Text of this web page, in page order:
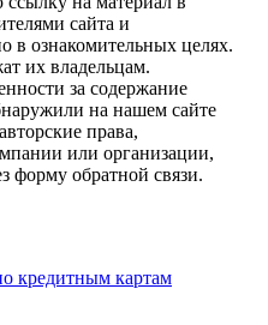
сайта и
в ознакомительных целях.
их владельцам.
за содержание
на нашем сайте
права,
или организации,
форму обратной связи.
кредитным картам